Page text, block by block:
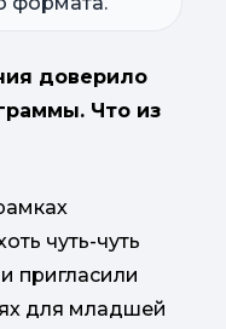
доверило
Что из
чуть-чуть
пригласили
для младшей